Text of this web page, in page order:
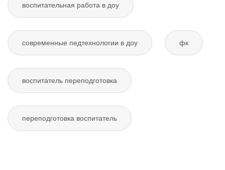
воспитательная работа в доу
современные педтехнологии в доу фк
воспитатель переподготовка
переподготовка воспитатель